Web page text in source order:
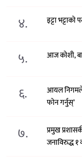
४. इट्टा
५. आज कोशी,
६.
आयल निगमले
फोन गर्नुस्’
७.
प्रमुख
जनाविरुद्ध १